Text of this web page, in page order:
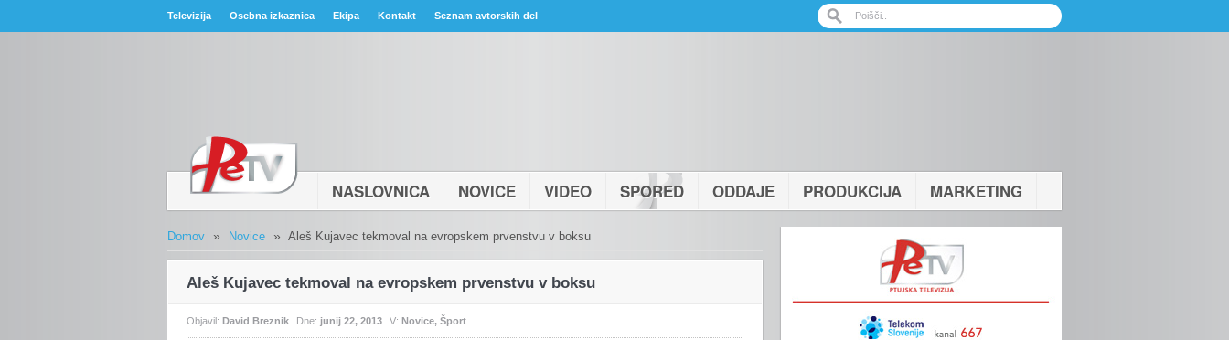
Televizija Osebna izkaznica Ekipa Kontakt Seznam avtorskih del
NASLOVNICA NOVICE VIDEO SPORED ODDAJE PRODUKCIJA MARKETING
Domov » Novice » Aleš Kujavec tekmoval na evropskem prvenstvu v boksu
Aleš Kujavec tekmoval na evropskem prvenstvu v boksu
Objavil: David Breznik Dne: junij 22, 2013 V: Novice, Šport